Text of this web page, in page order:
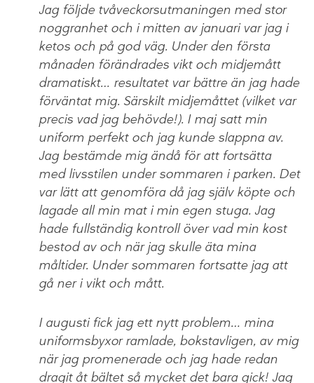
Jag följde tvåveckorsutmaningen med stor
noggranhet och i mitten av januari var jag i
ketos och på god väg. Under den första
månaden förändrades vikt och midjemått
dramatiskt… resultatet var bättre än jag hade
förväntat mig. Särskilt midjemåttet (vilket var
precis vad jag behövde!). I maj satt min
uniform perfekt och jag kunde slappna av.
Jag bestämde mig ändå för att fortsätta
med livsstilen under sommaren i parken. Det
var lätt att genomföra då jag själv köpte och
lagade all min mat i min egen stuga. Jag
hade fullständig kontroll över vad min kost
bestod av och när jag skulle äta mina
måltider. Under sommaren fortsatte jag att
gå ner i vikt och mått.
I augusti fick jag ett nytt problem… mina
uniformsbyxor ramlade, bokstavligen, av mig
när jag promenerade och jag hade redan
dragit åt bältet så mycket det bara gick! Jag